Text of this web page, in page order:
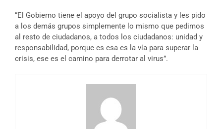
“El Gobierno tiene el apoyo del grupo socialista y les pido
a los demás grupos simplemente lo mismo que pedimos
al resto de ciudadanos, a todos los ciudadanos: unidad y
responsabilidad, porque es esa es la vía para superar la
crisis, ese es el camino para derrotar al virus”.